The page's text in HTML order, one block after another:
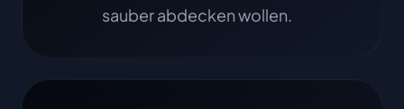
sauber abdecken wollen.